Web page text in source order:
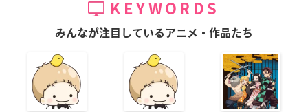
KEYWORDS
みんなが注目しているアニメ・作品たち